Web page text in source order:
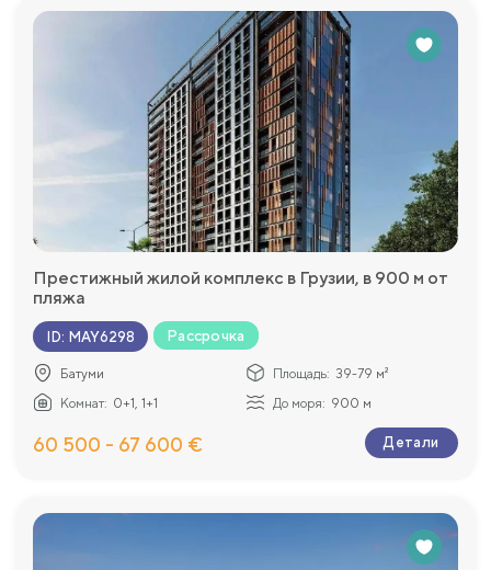
Престижный жилой комплекс в Грузии, в 900 м от
пляжа
ID: MAY6298 Рассрочка
Батуми Площадь: 39-79 м²
Комнат: 0+1, 1+1 До моря: 900 м
60 500 - 67 600 € Детали